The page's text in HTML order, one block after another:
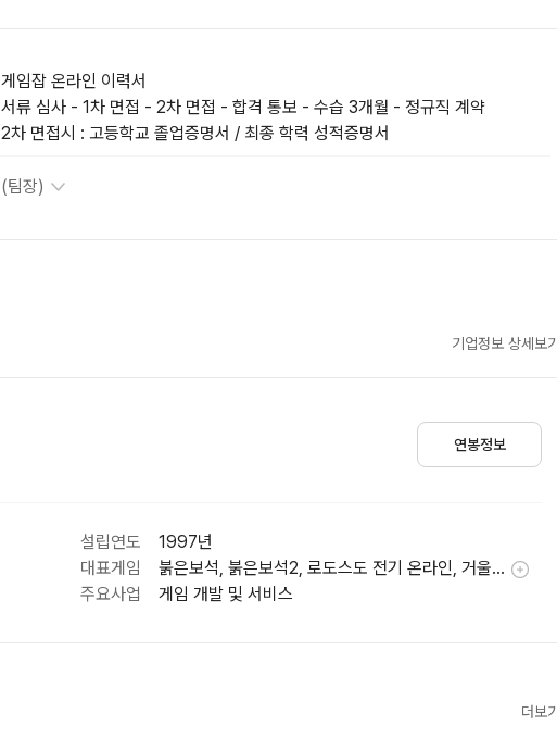
게임잡 온라인 이력서
서류 심사 - 1차 면접 - 2차 면접 - 합격 통보 - 수습 3개월 - 정규직 계약
2차 면접시 : 고등학교 졸업증명서 / 최종 학력 성적증명서
(팀장)
기업정보 상세보기
연봉정보
설립연도
1997년
대표게임 붉은보석, 붉은보석2, 로도스도 전기 온라인, 거울전쟁 Series
주요사업 게임 개발 및 서비스
더보기